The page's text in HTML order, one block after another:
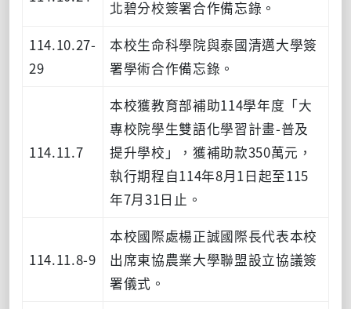
北碧分校簽署合作備忘錄。
114.10.27-
29
本校生命科學院與泰國清邁大學簽
署學術合作備忘錄。
114.11.7
本校獲教育部補助114學年度「大
專校院學生雙語化學習計畫-普及
提升學校」，獲補助款350萬元，
執行期程自114年8月1日起至115
年7月31日止。
114.11.8-9
本校國際處楊正誠國際長代表本校
出席東協農業大學聯盟設立協議簽
署儀式。